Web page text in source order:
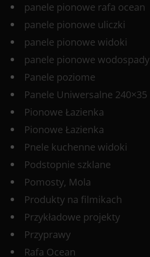
panele pionowe rafa ocean
panele pionowe uliczki
panele pionowe widoki
panele pionowe wodospady
Panele poziome
Panele Uniwersalne 240×35
Pionowe Łazienka
Pionowe Łazienka
Pnele kuchenne widoki
Podstopnie szklane
Pomosty, Mola
Produkty na filmikach
Przykładowe projekty
Przyprawy
Rafa Ocean